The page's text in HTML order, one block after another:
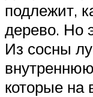
подлежит,
дерево. Но
Из сосны
которые на